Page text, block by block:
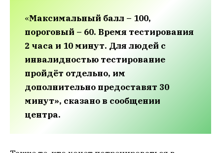
«Максимальный балл – 100,
пороговый – 60. Время тестирования
2 часа и 10 минут. Для людей с
инвалидностью тестирование
пройдёт отдельно, им
дополнительно предоставят 30
минут», сказано в сообщении
центра.